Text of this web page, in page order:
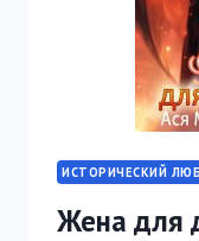
ИСТОРИЧЕСКИЙ
Жена для